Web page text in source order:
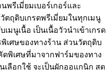
นพรีเมี่ยมเบอร์เกอร์และ
ตถุดิบเกรดพรีเมี่ยมในทุกเมนู
มนูเนื้อ เป็นเนื้อวัวนำเข้าเกรด
เศษของทางร้าน ส่วนวัตถุดิบ
พิเศษที่มาจากฟาร์มของทาง
เลือกใช้ จะเป็นผักออแกนิก สด